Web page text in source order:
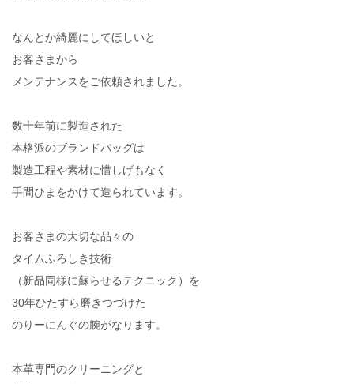
なんとか綺麗にしてほしいと
お客さまから
メンテナンスをご依頼されました。
数十年前に製造された
本格派のブランドバッグは
製造工程や素材に惜しげもなく
手間ひまをかけて造られています。
お客さまの大切な品々の
タイムふろしき技術
（新品同様に蘇らせるテクニック）を
30年ひたすら磨きつづけた
のりーにんぐの腕がなります。
本革専門のクリーニングと